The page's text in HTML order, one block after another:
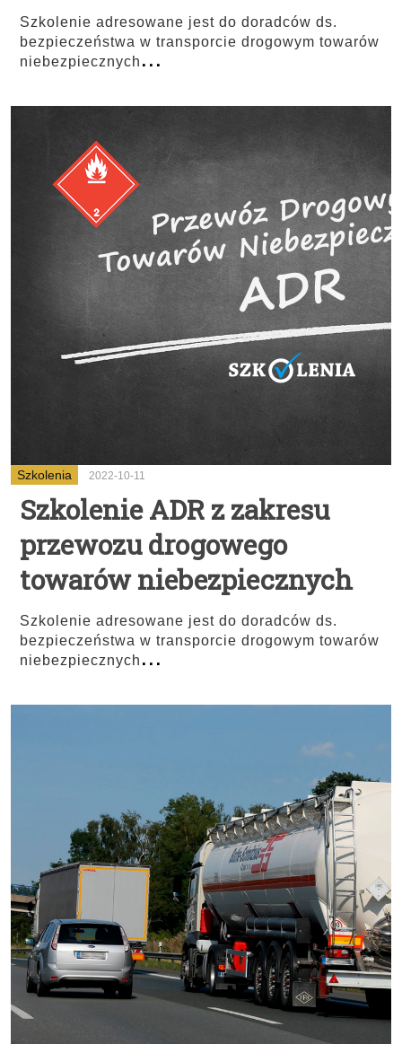
Szkolenie adresowane jest do doradców ds.
bezpieczeństwa w transporcie drogowym towarów
niebezpiecznych...
Szkolenia 2022-10-11
Szkolenie ADR z zakresu
przewozu drogowego
towarów niebezpiecznych
Szkolenie adresowane jest do doradców ds.
bezpieczeństwa w transporcie drogowym towarów
niebezpiecznych...